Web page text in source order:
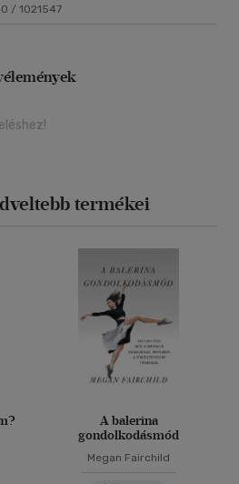
/ 1021547
termékei
A balerina
gondolkodásmód
Megan Fairchild